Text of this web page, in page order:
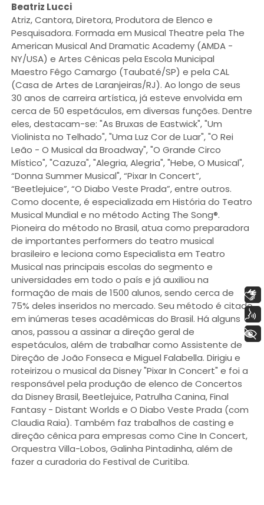
Beatriz Lucci
Atriz, Cantora, Diretora, Produtora de Elenco e
Pesquisadora. Formada em Musical Theatre pela The
American Musical And Dramatic Academy (AMDA -
NY/USA) e Artes Cênicas pela Escola Municipal
Maestro Fêgo Camargo (Taubaté/SP) e pela CAL
(Casa de Artes de Laranjeiras/RJ). Ao longo de seus
30 anos de carreira artística, já esteve envolvida em
cerca de 50 espetáculos, em diversas funções. Dentre
eles, destacam-se: "As Bruxas de Eastwick", "Um
Violinista no Telhado", "Uma Luz Cor de Luar", "O Rei
Leão - O Musical da Broadway", "O Grande Circo
Místico", "Cazuza", "Alegria, Alegria", "Hebe, O Musical",
“Donna Summer Musical", “Pixar In Concert”,
“Beetlejuice”, “O Diabo Veste Prada”, entre outros.
Como docente, é especializada em História do Teatro
Musical Mundial e no método Acting The Song®.
Pioneira do método no Brasil, atua como preparadora
de importantes performers do teatro musical
brasileiro e leciona como Especialista em Teatro
Musical nas principais escolas do segmento e
universidades em todo o país e já auxiliou na
formação de mais de 1500 alunos, sendo cerca de
75% deles inseridos no mercado. Seu método é citado
em inúmeras teses acadêmicas do Brasil. Há alguns
anos, passou a assinar a direção geral de
espetáculos, além de trabalhar como Assistente de
Direção de João Fonseca e Miguel Falabella. Dirigiu e
roteirizou o musical da Disney "Pixar In Concert" e foi a
responsável pela produção de elenco de Concertos
da Disney Brasil, Beetlejuice, Patrulha Canina, Final
Fantasy - Distant Worlds e O Diabo Veste Prada (com
Claudia Raia). Também faz trabalhos de casting e
direção cênica para empresas como Cine In Concert,
Orquestra Villa-Lobos, Galinha Pintadinha, além de
fazer a curadoria do Festival de Curitiba.
Libras
Voz
+ Acessibilidade